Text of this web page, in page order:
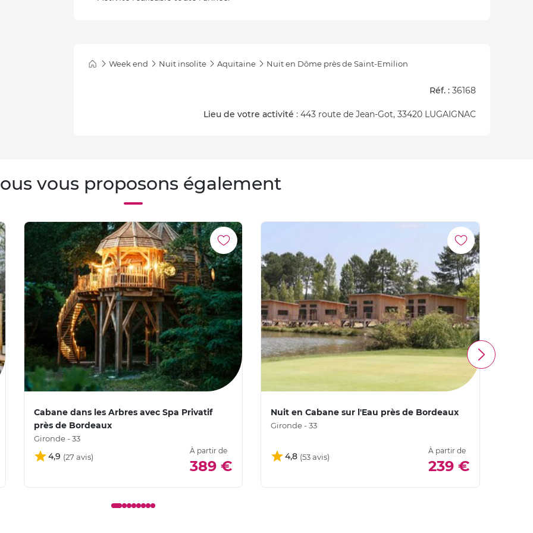
Week end Nuit insolite Aquitaine Nuit en Dôme près de Saint-Emilion
Réf. : 36168
Lieu de votre activité : 443 route de Jean-Got, 33420 LUGAIGNAC
vous proposons également
Cabane dans les Arbres avec Spa Privatif
près de Bordeaux
Gironde - 33
4,9
À partir de
389 €
Nuit en Cabane sur l'Eau près de Bordeaux
Gironde - 33
4,8
À partir de
239 €